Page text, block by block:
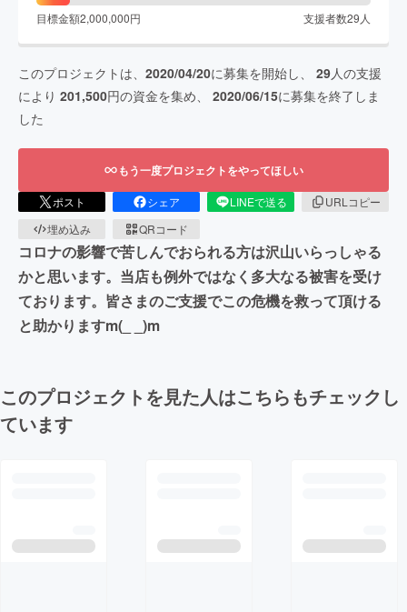
目標金額2,000,000円 支援者数29 人
このプロジェクトは、 2020/04/20に募集を開始し、 29人の支援
により 201,500円の資金を集め、 2020/06/15に募集を終了しま
した
もう一度プロジェクトをやってほしい
ポスト シェア LINEで送る
URLコピー
埋め込み
QRコード
コロナの影響で苦しんでおられる方は沢山いらっしゃる
かと思います。当店も例外ではなく多大なる被害を受け
ております。皆さまのご支援でこの危機を救って頂ける
と助かりますm(_ _)m
このプロジェクトを見た人はこちらもチェックし
ています